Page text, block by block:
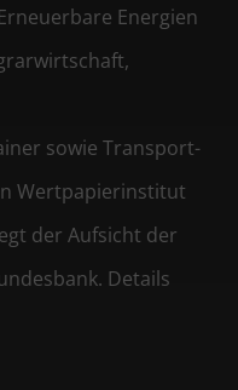
Energien
sowie Transport-
Wertpapierinstitut
der Aufsicht der
Details